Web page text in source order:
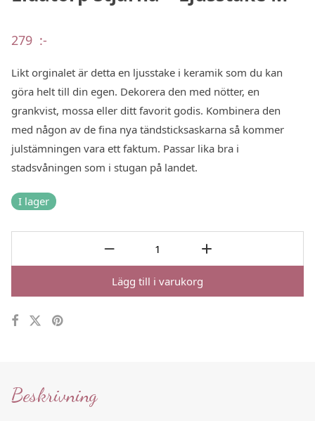
279 :-
Likt orginalet är detta en ljusstake i keramik som du kan
göra helt till din egen. Dekorera den med nötter, en
grankvist, mossa eller ditt favorit godis. Kombinera den
med någon av de fina nya tändsticksaskarna så kommer
julstämningen vara ett faktum. Passar lika bra i
stadsvåningen som i stugan på landet.
I lager
Lägg till i varukorg
Beskrivning